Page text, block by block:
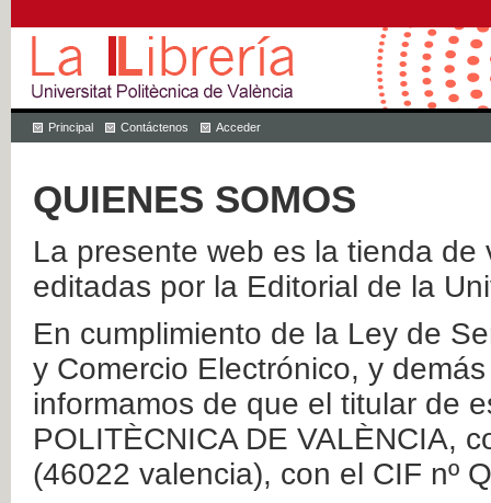
Principal Contáctenos Acceder
QUIENES SOMOS
La presente web es la tienda
editadas por la Editorial de la
En cumplimiento de la Ley de
y Comercio Electrónico, y
informamos de que el titular de
POLITÈCNICA DE VALÈNCIA,
(46022 valencia), con el CIF nº